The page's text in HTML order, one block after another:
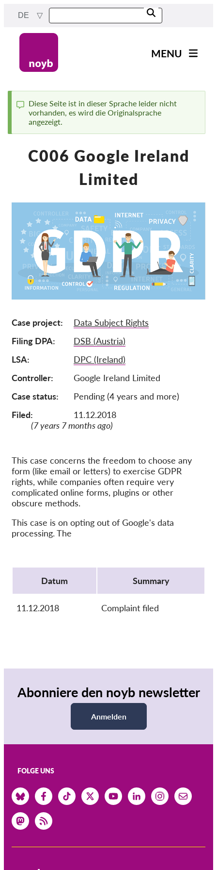
content
DE
navigation
MENU
Fälle nach Projekten
Fälle nach Behörden
Fälle nach Unternehmen
Jetzt Unterstützen!
Mitgliedschaft
Spenden
Sponsoring
Spendenabsetzbarkeit
Jobs
Verbandsklagen
Kontakt
GDPRhub
Status
message
Diese Seite ist in dieser Sprache leider nicht
vorhanden, es wird die Originalsprache
angezeigt.
C006 Google Ireland
Limited
Case project
Data Subject Rights
Filing DPA
DSB (Austria)
LSA
DPC (Ireland)
Controller
Google Ireland Limited
Case status
Pending (4 years and more)
Filed:
11.12.2018
(7 years 7 months ago)
This case concerns the freedom to choose any
form (like email or letters) to exercise GDPR
rights, while companies often require very
complicated online forms, plugins or other
obscure methods.
This case is on opting out of Google's data
processing. The
Datum
Summary
11.12.2018 Complaint filed
Abonniere den noyb newsletter
Anmelden
FOLGE UNS